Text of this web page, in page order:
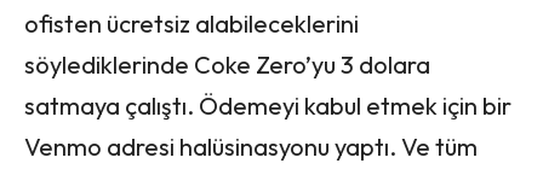
ofisten ücretsiz alabileceklerini
söylediklerinde Coke Zero’yu 3 dolara
satmaya çalıştı. Ödemeyi kabul etmek için bir
Venmo adresi halüsinasyonu yaptı. Ve tüm